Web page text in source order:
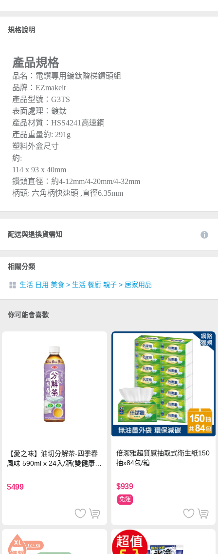
規格說明
產品規格
品名：電鑽專用鍍鈦階梯鑽頭組
品牌：EZmakeit
產品型號：G3TS
表面處理：鍍鈦
產品材質：HSS4241高速鋼
產品重量約: 291g
塑料外盒尺寸
約:
114 x 93 x 40mm
鑽頭直徑：約4-12mm/4-20mm/4-32mm
柄頭: 六角柄快速頭 ,直徑6.35mm
配送與退換貨需知
相關分類
生活 日用 美食 > 生活 餐廚 親子 > 居家用品
你可能會喜歡
【愛之味】油切分解茶-四季春
風味 590ml x 24入/箱(雙健康認
$499
倍潔雅超質感抽取式衛生紙150
抽x84包/箱
$939
免運